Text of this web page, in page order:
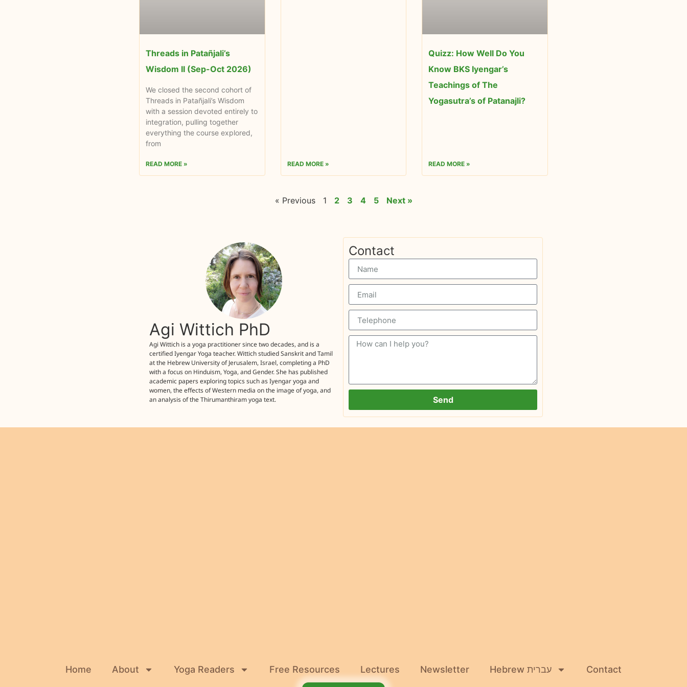
Threads in Patañjali’s
Wisdom II (Sep-Oct 2026)
We closed the second cohort of
Threads in Patañjali’s Wisdom
with a session devoted entirely to
integration, pulling together
everything the course explored,
from
READ MORE » READ MORE »
Quizz: How Well Do You
Know BKS Iyengar’s
Teachings of The
Yogasutra’s of Patanajli?
READ MORE »
« Previous 1 2 3 4 5 Next »
Agi Wittich PhD
Agi Wittich is a yoga practitioner since two decades, and is a
certified Iyengar Yoga teacher. Wittich studied Sanskrit and Tamil
at the Hebrew University of Jerusalem, Israel, completing a PhD
with a focus on Hinduism, Yoga, and Gender. She has published
academic papers exploring topics such as Iyengar yoga and
women, the effects of Western media on the image of yoga, and
an analysis of the Thirumanthiram yoga text.
Contact
Send
Home About Yoga Readers Free Resources Lectures Newsletter Hebrew עברית Contact